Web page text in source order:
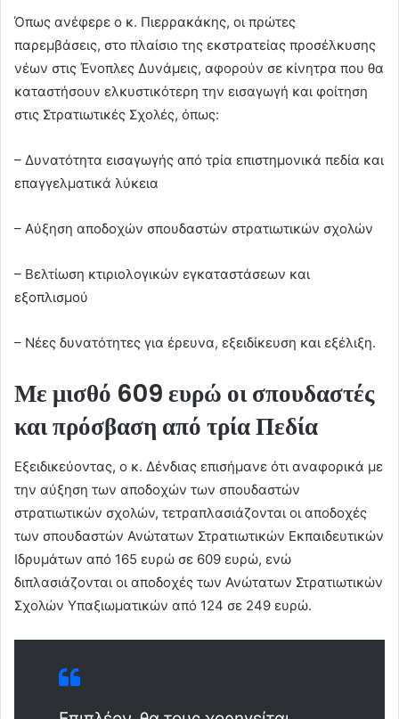
Όπως ανέφερε ο κ. Πιερρακάκης, οι πρώτες
παρεμβάσεις, στο πλαίσιο της εκστρατείας προσέλκυσης
νέων στις Ένοπλες Δυνάμεις, αφορούν σε κίνητρα που θα
καταστήσουν ελκυστικότερη την εισαγωγή και φοίτηση
στις Στρατιωτικές Σχολές, όπως:
– Δυνατότητα εισαγωγής από τρία επιστημονικά πεδία και
επαγγελματικά λύκεια
– Αύξηση αποδοχών σπουδαστών στρατιωτικών σχολών
– Βελτίωση κτιριολογικών εγκαταστάσεων και
εξοπλισμού
– Νέες δυνατότητες για έρευνα, εξειδίκευση και εξέλιξη.
Με μισθό 609 ευρώ οι σπουδαστές
και πρόσβαση από τρία Πεδία
Εξειδικεύοντας, ο κ. Δένδιας επισήμανε ότι αναφορικά με
την αύξηση των αποδοχών των σπουδαστών
στρατιωτικών σχολών, τετραπλασιάζονται οι αποδοχές
των σπουδαστών Ανώτατων Στρατιωτικών Εκπαιδευτικών
Ιδρυμάτων από 165 ευρώ σε 609 ευρώ, ενώ
διπλασιάζονται οι αποδοχές των Ανώτατων Στρατιωτικών
Σχολών Υπαξιωματικών από 124 σε 249 ευρώ.